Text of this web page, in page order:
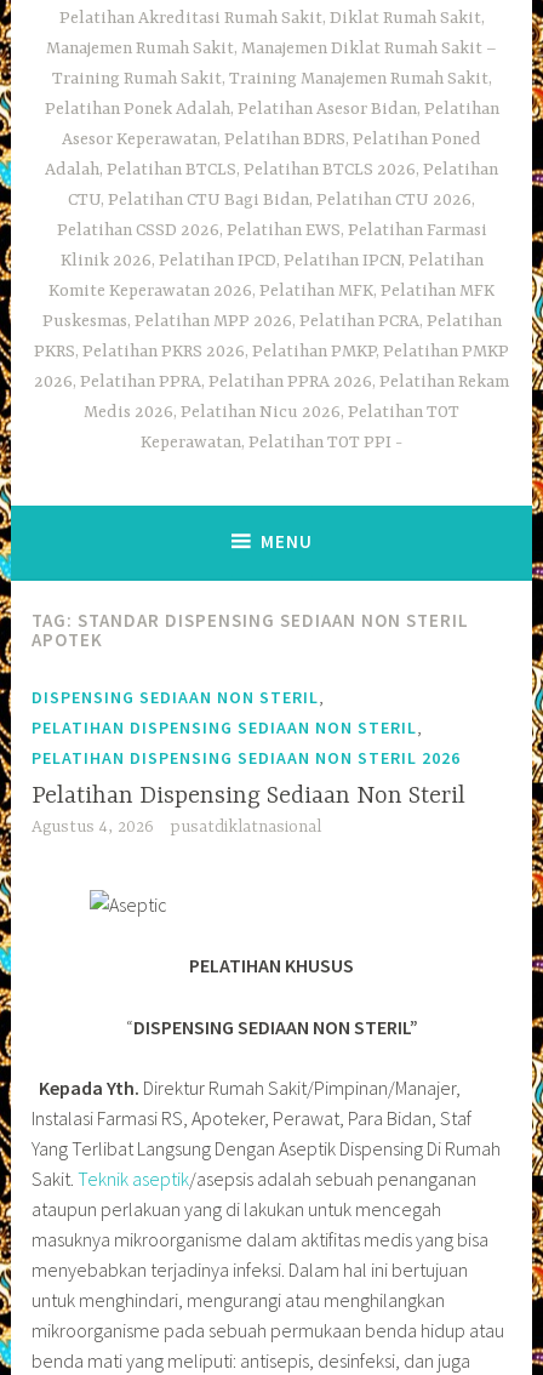
Pelatihan Akreditasi Rumah Sakit, Diklat Rumah Sakit,
Manajemen Rumah Sakit, Manajemen Diklat Rumah Sakit –
Training Rumah Sakit, Training Manajemen Rumah Sakit,
Pelatihan Ponek Adalah, Pelatihan Asesor Bidan, Pelatihan
Asesor Keperawatan, Pelatihan BDRS, Pelatihan Poned
Adalah, Pelatihan BTCLS, Pelatihan BTCLS 2026, Pelatihan
CTU, Pelatihan CTU Bagi Bidan, Pelatihan CTU 2026,
Pelatihan CSSD 2026, Pelatihan EWS, Pelatihan Farmasi
Klinik 2026, Pelatihan IPCD, Pelatihan IPCN, Pelatihan
Komite Keperawatan 2026, Pelatihan MFK, Pelatihan MFK
Puskesmas, Pelatihan MPP 2026, Pelatihan PCRA, Pelatihan
PKRS, Pelatihan PKRS 2026, Pelatihan PMKP, Pelatihan PMKP
2026, Pelatihan PPRA, Pelatihan PPRA 2026, Pelatihan Rekam
Medis 2026, Pelatihan Nicu 2026, Pelatihan TOT
Keperawatan, Pelatihan TOT PPI
MENU
TAG: STANDAR DISPENSING SEDIAAN NON STERIL
APOTEK
DISPENSING SEDIAAN NON STERIL
PELATIHAN DISPENSING SEDIAAN NON STERIL
PELATIHAN DISPENSING SEDIAAN NON STERIL 2026
Pelatihan Dispensing Sediaan Non Steril
Agustus 4, 2026 pusatdiklatnasional
PELATIHAN KHUSUS
“DISPENSING SEDIAAN NON STERIL”
Kepada Yth. Direktur Rumah Sakit/Pimpinan/Manajer,
Instalasi Farmasi RS, Apoteker, Perawat, Para Bidan, Staf
Yang Terlibat Langsung Dengan Aseptik Dispensing Di Rumah
Sakit.Teknik aseptik/asepsis adalah sebuah penanganan
ataupun perlakuan yang di lakukan untuk mencegah
masuknya mikroorganisme dalam aktifitas medis yang bisa
menyebabkan terjadinya infeksi. Dalam hal ini bertujuan
untuk menghindari, mengurangi atau menghilangkan
mikroorganisme pada sebuah permukaan benda hidup atau
benda mati yang meliputi: antisepis, desinfeksi, dan juga